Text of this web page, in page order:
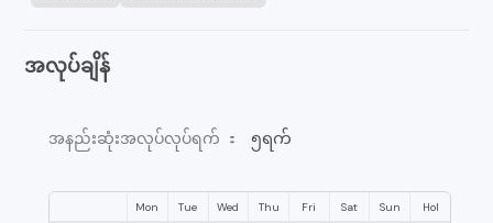
အလုပ်ချိန်
အနည်းဆုံးအလုပ်လုပ်ရက် ： ၅ရက်
Mon Tue Wed Thu Fri Sat Sun Hol